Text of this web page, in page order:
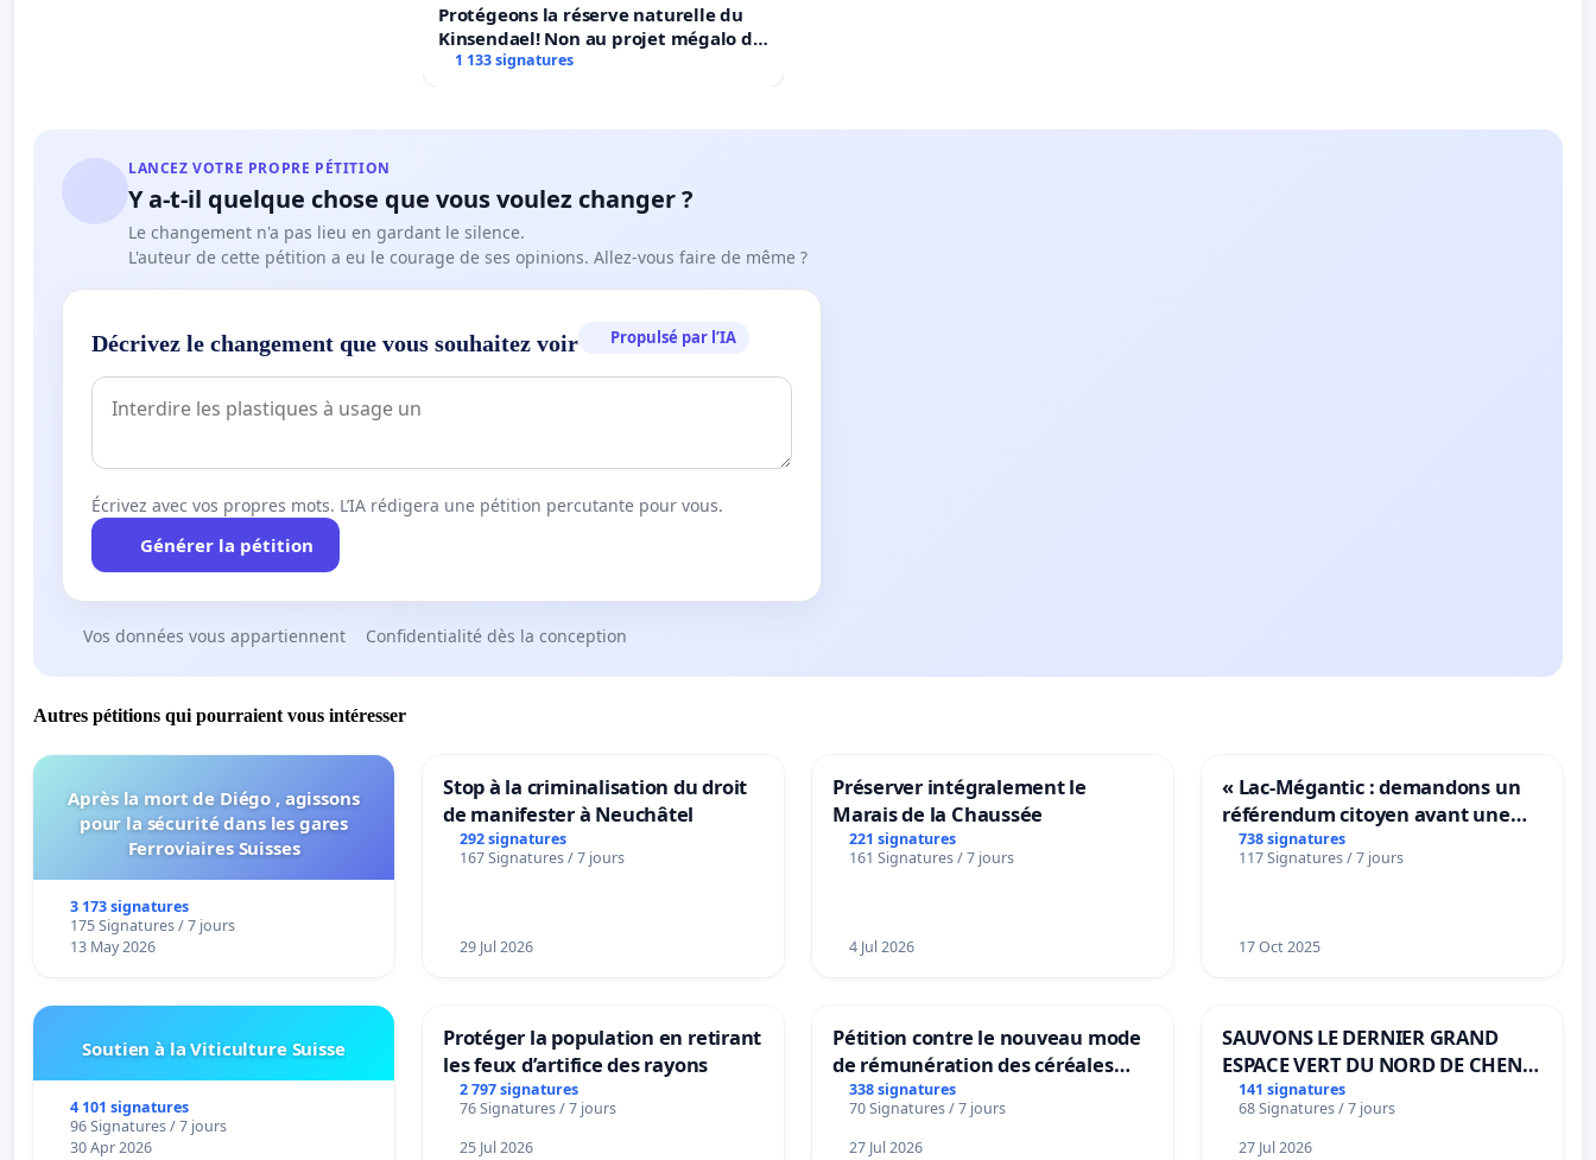
Protégeons la réserve naturelle du
Kinsendael! Non au projet mégalo du
Centre sportif Le Roseau!
1 133 signatures
LANCEZ VOTRE PROPRE PÉTITION
Y a-t-il quelque chose que vous voulez changer ?
Le changement n'a pas lieu en gardant le silence.
L'auteur de cette pétition a eu le courage de ses opinions. Allez-vous faire de même ?
Décrivez le changement que vous souhaitez voir Propulsé par l’IA
Écrivez avec vos propres mots. L’IA rédigera une pétition percutante pour vous.
Générer la pétition
Vos données vous appartiennent Confidentialité dès la conception
Autres pétitions qui pourraient vous intéresser
Après la mort de Diégo , agissons
pour la sécurité dans les gares
Ferroviaires Suisses
3 173 signatures
175 Signatures / 7 jours
13 May 2026
Stop à la criminalisation du droit
de manifester à Neuchâtel
292 signatures
167 Signatures / 7 jours
29 Jul 2026
Préserver intégralement le
Marais de la Chaussée
221 signatures
161 Signatures / 7 jours
4 Jul 2026
« Lac-Mégantic : demandons un
référendum citoyen avant une
transformation irréversible de
notre territoire »
738 signatures
117 Signatures / 7 jours
17 Oct 2025
Soutien à la Viticulture Suisse
4 101 signatures
96 Signatures / 7 jours
30 Apr 2026
Protéger la population en retirant
les feux d’artifice des rayons
2 797 signatures
76 Signatures / 7 jours
25 Jul 2026
Pétition contre le nouveau mode
de rémunération des céréales
panifiables de Swiss granum basé
sur la teneur en protéines
338 signatures
70 Signatures / 7 jours
27 Jul 2026
SAUVONS LE DERNIER GRAND
ESPACE VERT DU NORD DE CHENE-
BOUGERIES
141 signatures
68 Signatures / 7 jours
27 Jul 2026